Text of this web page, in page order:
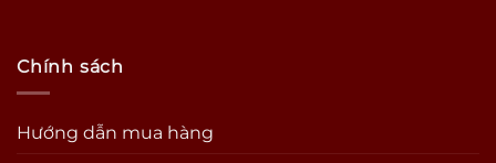
Chính sách
Hướng dẫn mua hàng